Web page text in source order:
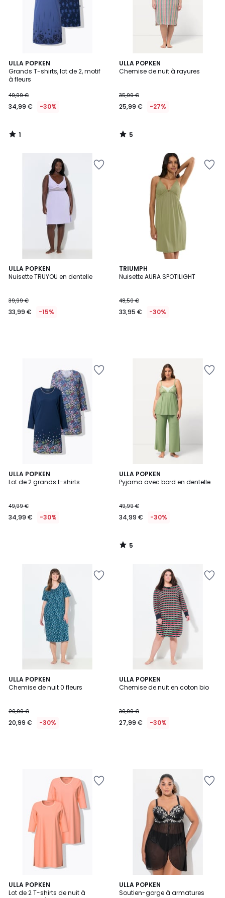
ULLA POPKEN
Grands T-shirts, lot de 2, motif
à fleurs
49,99 €
34,99 € -30%
1
/
5
1
/
ULLA POPKEN
Chemise de nuit à rayures
35,99 €
25,99 € -27%
5
/
5
/
ULLA POPKEN
Nuisette TRUYOU en dentelle
39,99 €
33,99 € -15%
TRIUMPH
Nuisette AURA SPOTILIGHT
48,50 €
33,95 € -30%
ULLA POPKEN
Lot de 2 grands t-shirts
49,99 €
34,99 € -30%
ULLA POPKEN
Pyjama avec bord en dentelle
49,99 €
34,99 € -30%
5
/
5
/
ULLA POPKEN
Chemise de nuit 0 fleurs
29,99 €
20,99 € -30%
ULLA POPKEN
Chemise de nuit en coton bio
39,99 €
27,99 € -30%
ULLA POPKEN
Lot de 2 T-shirts de nuit à
ULLA POPKEN
Soutien-gorge à armatures